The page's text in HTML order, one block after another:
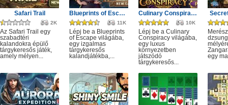
Safari Trail
2K
Az Safari Trail egy
szabadtéri
kalandokra épülő
tárgykeresős játék,
amely mélyen...
Blueprints of Escape
11K
Lépj be a Blueprints
of Escape világába,
egy izgalmas
tárgykeresős
kalandjátékba,...
Culinary Conspiracy
10K
Lépj be a Culinary
Conspiracy világába,
egy luxus
környezetben
játszódó
tárgykeresős...
egy